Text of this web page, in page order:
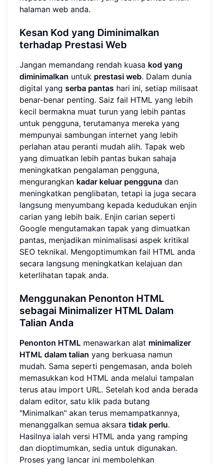
halaman web anda.
Kesan Kod yang Diminimalkan
terhadap Prestasi Web
Jangan memandang rendah kuasa kod yang
diminimalkan untuk prestasi web. Dalam dunia
digital yang serba pantas hari ini, setiap milisaat
benar-benar penting. Saiz fail HTML yang lebih
kecil bermakna muat turun yang lebih pantas
untuk pengguna, terutamanya mereka yang
mempunyai sambungan internet yang lebih
perlahan atau peranti mudah alih. Tapak web
yang dimuatkan lebih pantas bukan sahaja
meningkatkan pengalaman pengguna,
mengurangkan kadar keluar pengguna dan
meningkatkan penglibatan, tetapi ia juga secara
langsung menyumbang kepada kedudukan enjin
carian yang lebih baik. Enjin carian seperti
Google mengutamakan tapak yang dimuatkan
pantas, menjadikan minimalisasi aspek kritikal
SEO teknikal. Mengoptimumkan fail HTML anda
secara langsung meningkatkan kelajuan dan
keterlihatan tapak anda.
Menggunakan Penonton HTML
sebagai Minimalizer HTML Dalam
Talian Anda
Penonton HTML menawarkan alat minimalizer
HTML dalam talian yang berkuasa namun
mudah. Sama seperti pengemasan, anda boleh
memasukkan kod HTML anda melalui tampalan
terus atau import URL. Setelah kod anda berada
dalam editor, satu klik pada butang
"Minimalkan" akan terus memampatkannya,
menanggalkan semua aksara tidak perlu.
Hasilnya ialah versi HTML anda yang ramping
dan dioptimumkan, sedia untuk digunakan.
Proses yang lancar ini membolehkan